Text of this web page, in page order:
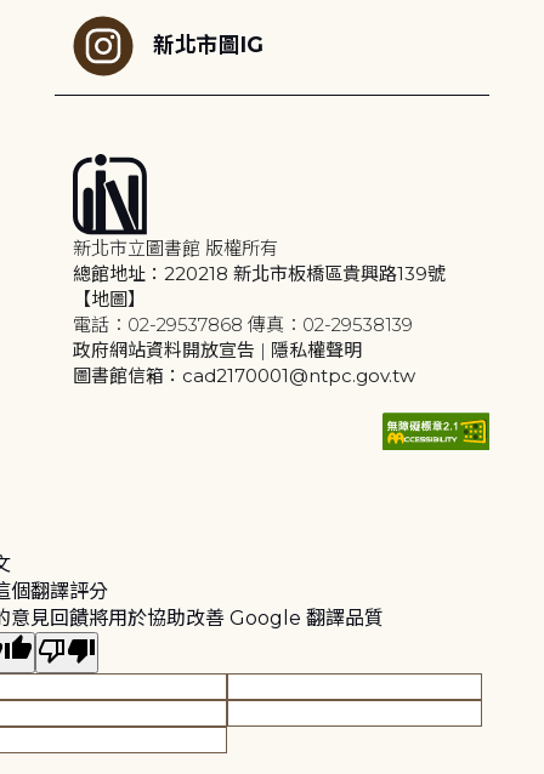
新北市圖IG
新北市立圖書館 版權所有
總館地址：220218 新北市板橋區貴興路139號
【地圖】
電話：02-29537868 傳真：02-29538139
政府網站資料開放宣告 | 隱私權聲明
圖書館信箱：cad2170001@ntpc.gov.tw
個翻譯評分
意見回饋將用於協助改善 Google 翻譯品質